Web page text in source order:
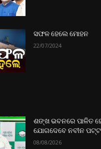
ସଫଳ ହେଲେ ମୋହନ
22/07/2024
ଶଙ୍ଖ ଭବନରେ ପାଳିତ
ଯୋଗଦେବେ ନବୀନ
08/08/2026